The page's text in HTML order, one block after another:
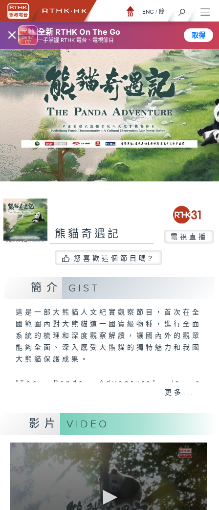
× 全新 RTHK On The Go
一手掌握 RTHK 電台、電視節目
取得
ENG / 簡
熊貓奇遇記 電視直播
您喜歡這個節目嗎?
簡介 GIST
這是一部大熊貓人文紀實觀察節目，首次在全
國範圍內對大熊貓這一國寶級物種，進行全面
系統的梳理和深度觀察解讀，讓國內外的觀眾
能夠全面、深入感受大熊貓的獨特魅力和我國
大熊貓保護成果。
"The Panda Adventure" is a
cultural observation program. The
National Treasure in China. It is
the first time by adopting a
comprehensive approach and
conducting an in-depth
observation of the panda. This
program allows audience intensely
experience the unique charm of
the panda.
更多...
影片 VIDEO